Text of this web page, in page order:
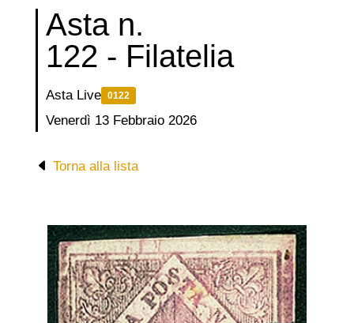
Asta n.
122 - Filatelia
Asta Live 0122
Venerdì 13 Febbraio 2026
Torna alla lista